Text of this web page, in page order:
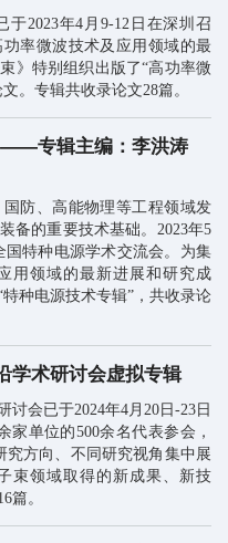
2023年4月9-12日在深圳召
率微波技术及应用领域的最
》特别组织出版了“高功率微
。专辑共收录论文28篇。
专辑主编：李洪涛
防、高能物理等工程领域发
备的重要技术基础。2023年5
国特种电源学术交流会。为集
用领域的最新进展和研究成
种电源技术专辑”，共收录论
学术研讨会虚拟专辑
会已于2024年4月20日-23日
家单位的500余名代表参会，
究方向、不同研究视角集中展
束领域取得的新成果、新技
篇。